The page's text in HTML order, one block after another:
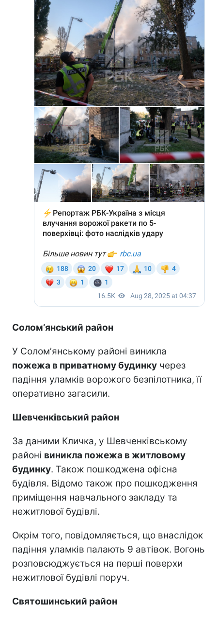
Соломʼянський район
У Соломʼянському районі виникла
пожежа в приватному будинку через
падіння уламків ворожого безпілотника, її
оперативно загасили.
Шевченківський район
За даними Кличка, у Шевченківському
районі виникла пожежа в житловому
будинку. Також пошкоджена офісна
будівля. Відомо також про пошкодження
приміщення навчального закладу та
нежитлової будівлі.
Окрім того, повідомляється, що внаслідок
падіння уламків палають 9 автівок. Вогонь
розповсюджується на перші поверхи
нежитлової будівлі поруч.
Святошинський район